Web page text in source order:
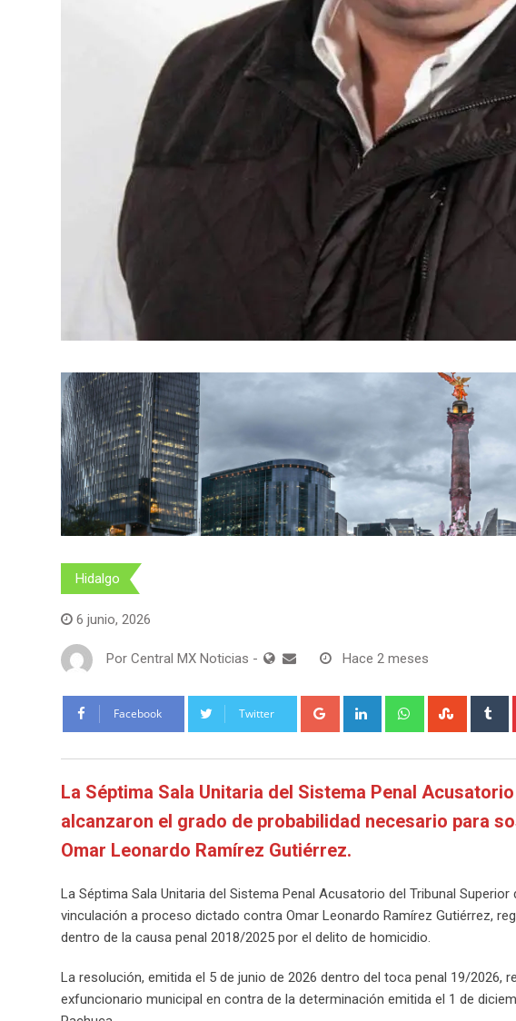
Hidalgo
6 junio, 2026
Por Central MX Noticias - Hace 2 meses
Facebook Twitter Google+ LinkedIn Whatsapp
La Séptima Sala Unitaria del Sistema Penal
alcanzaron el grado de probabilidad necesario para
Omar Leonardo Ramírez Gutiérrez.
La Séptima Sala Unitaria del Sistema Penal Acusatorio del Tribunal
vinculación a proceso dictado contra Omar Leonardo Ramírez Gutiérrez,
dentro de la causa penal 2018/2025 por el delito de homicidio.
La resolución, emitida el 5 de junio de 2026 dentro del toca penal 19/
exfuncionario municipal en contra de la determinación emitida el 1 de